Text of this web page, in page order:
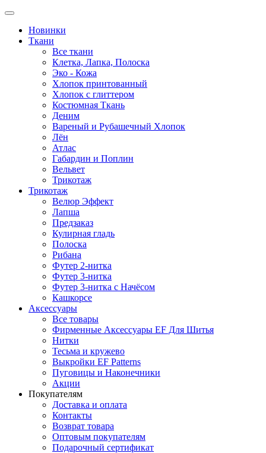
Новинки
Ткани
Все ткани
Клетка, Лапка, Полоска
Эко - Кожа
Хлопок принтованный
Хлопок с глиттером
Костюмная Ткань
Деним
Вареный и Рубашечный Хлопок
Лён
Атлас
Габардин и Поплин
Вельвет
Трикотаж
Трикотаж
Велюр Эффект
Лапша
Предзаказ
Кулирная гладь
Полоска
Рибана
Футер 2-нитка
Футер 3-нитка
Футер 3-нитка с Начёсом
Кашкорсе
Аксессуары
Все товары
Фирменные Аксессуары EF Для Шитья
Нитки
Тесьма и кружево
Выкройки EF Patterns
Пуговицы и Наконечники
Акции
Покупателям
Доставка и оплата
Контакты
Возврат товара
Оптовым покупателям
Подарочный сертификат